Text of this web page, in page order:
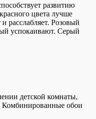
развитию
цвета лучше
расслабляет. Розовый
успокаивают. Серый
детской комнаты,
Комбинированные обои